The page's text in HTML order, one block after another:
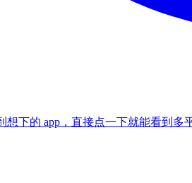
下的 app，直接点一下就能看到多